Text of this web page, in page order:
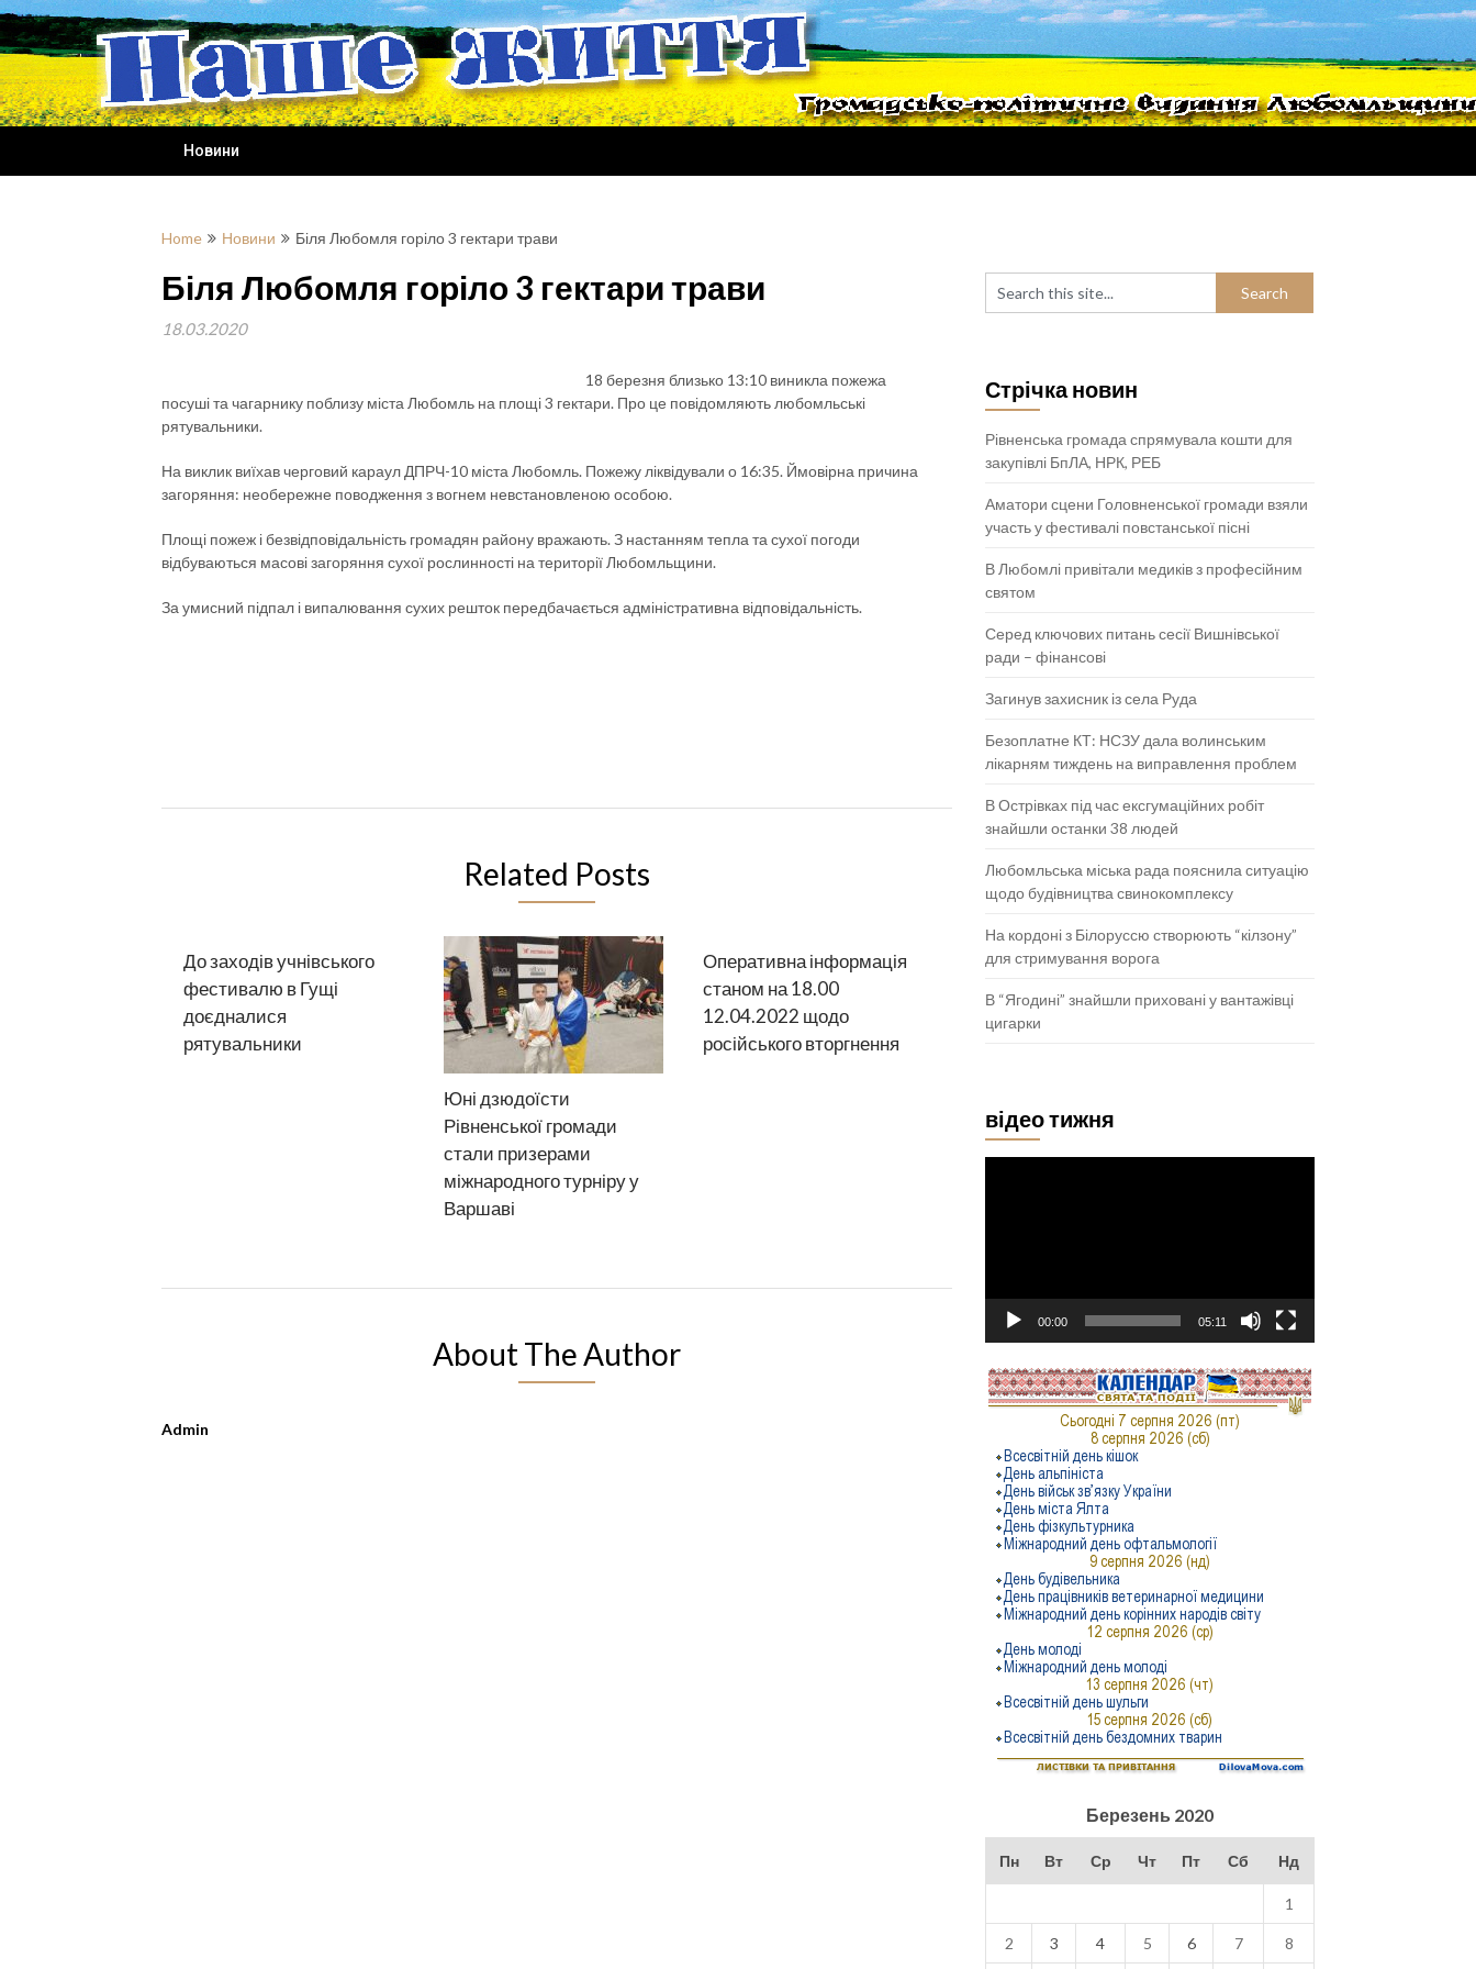
Skip
to
content
Новини
Home Новини Біля Любомля горіло 3 гектари трави
Біля Любомля горіло 3 гектари трави
18.03.2020
18 березня близько 13:10 виникла пожежа
посуші та чагарнику поблизу міста Любомль на площі 3 гектари. Про це повідомляють любомльські
рятувальники.
На виклик виїхав черговий караул ДПРЧ-10 міста Любомль. Пожежу ліквідували о 16:35. Ймовірна причина
загоряння: необережне поводження з вогнем невстановленою особою.
Площі пожеж і безвідповідальність громадян району вражають. З настанням тепла та сухої погоди
відбуваються масові загоряння сухої рослинності на території Любомльщини.
За умисний підпал і випалювання сухих решток передбачається адміністративна відповідальність.
Related Posts
До заходів учнівського
фестивалю в Гущі
доєдналися
рятувальники
Юні дзюдоїсти
Рівненської громади
стали призерами
міжнародного турніру у
Варшаві
Оперативна інформація
станом на 18.00
12.04.2022 щодо
російського вторгнення
About The Author
Admin
Стрічка новин
Рівненська громада спрямувала кошти для
закупівлі БпЛА, НРК, РЕБ
Аматори сцени Головненської громади взяли
участь у фестивалі повстанської пісні
В Любомлі привітали медиків з професійним
святом
Серед ключових питань сесії Вишнівської
ради – фінансові
Загинув захисник із села Руда
Безоплатне КТ: НСЗУ дала волинським
лікарням тиждень на виправлення проблем
В Острівках під час ексгумаційних робіт
знайшли останки 38 людей
Любомльська міська рада пояснила ситуацію
щодо будівництва свинокомплексу
На кордоні з Білоруссю створюють “кілзону”
для стримування ворога
В “Ягодині” знайшли приховані у вантажівці
цигарки
відео тижня
00:00 05:11
Березень 2020
Пн Вт Ср Чт Пт Сб Нд
1
2 3 4 5 6 7 8